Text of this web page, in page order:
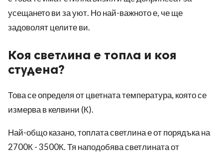
усещането ви за уют. Но най-важното е, че ще
задоволят целите ви.
Коя светлина е топла и коя
студена?
Това се определя от цветната температура, която се
измерва в келвини (К).
Най-общо казано, топлата светлина е от порядъка на
2700К - 3500К. Тя наподобява светлината от